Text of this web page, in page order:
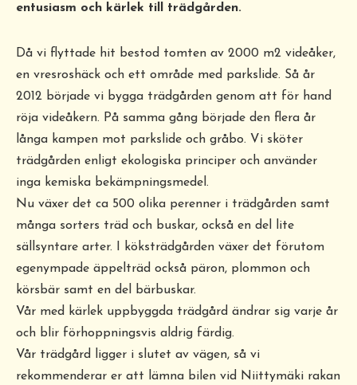
entusiasm och kärlek till trädgården.
Då vi flyttade hit bestod tomten av 2000 m2 videåker,
en vresroshäck och ett område med parkslide. Så år
2012 började vi bygga trädgården genom att för hand
röja videåkern. På samma gång började den flera år
långa kampen mot parkslide och gråbo. Vi sköter
trädgården enligt ekologiska principer och använder
inga kemiska bekämpningsmedel.
Nu växer det ca 500 olika perenner i trädgården samt
många sorters träd och buskar, också en del lite
sällsyntare arter. I köksträdgården växer det förutom
egenympade äppelträd också päron, plommon och
körsbär samt en del bärbuskar.
Vår med kärlek uppbyggda trädgård ändrar sig varje år
och blir förhoppningsvis aldrig färdig.
Vår trädgård ligger i slutet av vägen, så vi
rekommenderar er att lämna bilen vid Niittymäki rakan